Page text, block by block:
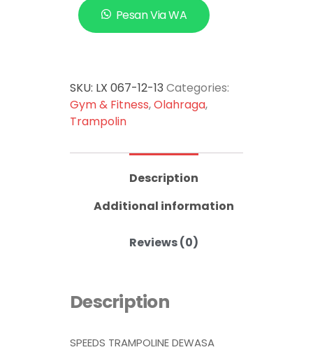
Pesan Via WA
SKU: LX 067-12-13 Categories:
Gym & Fitness,Olahraga,
Trampolin
Description
Additional information
Reviews (0)
Description
SPEEDS TRAMPOLINE DEWASA